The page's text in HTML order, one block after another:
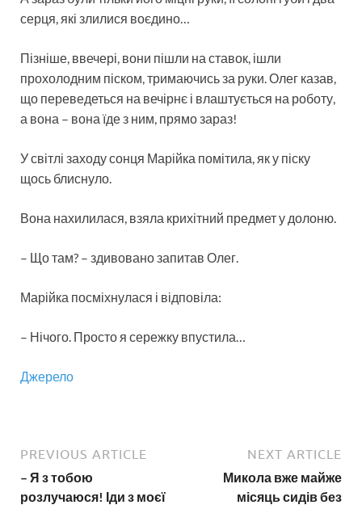
серця, які злилися воєдино…
Пізніше, ввечері, вони пішли на ставок, ішли
прохолодним піском, тримаючись за руки. Олег казав,
що переведеться на вечірнє і влаштується на роботу,
а вона – вона їде з ним, прямо зараз!
У світлі заходу сонця Марійка помітила, як у піску
щось блиснуло.
Вона нахилилася, взяла крихітний предмет у долоню.
– Що там? – здивовано запитав Олег.
Марійка посміхнулася і відповіла:
– Нічого. Просто я сережку впустила…
Джерело
PREVIOUS ARTICLE
– Я з тобою
розлучаюся! Іди з моєї
NEXT ARTICLE
Микола вже майже
місяць сидів без